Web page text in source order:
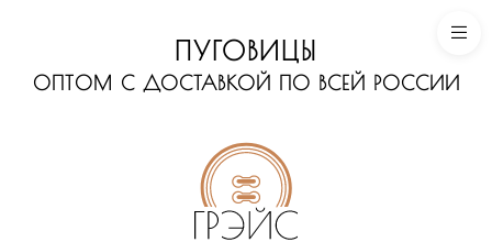
ПУГОВИЦЫ
ОПТОМ С ДОСТАВКОЙ ПО ВСЕЙ РОССИИ